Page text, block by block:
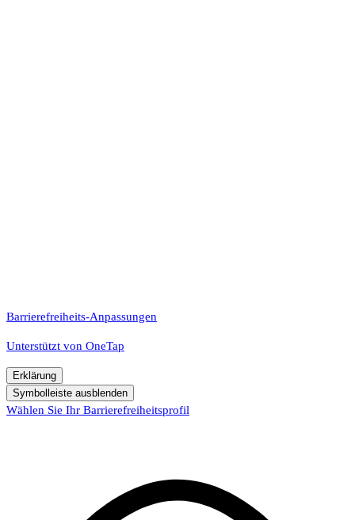
Barrierefreiheits-Anpassungen
Unterstützt von OneTap
Erklärung
Symbolleiste ausblenden
Wählen Sie Ihr Barrierefreiheitsprofil